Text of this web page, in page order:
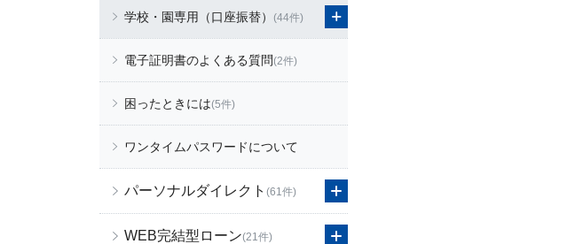
学校・園専用（口座振替） (44件)
電子証明書のよくある質問(2件)
困ったときには(5件)
ワンタイムパスワードについて
パーソナルダイレクト (61件)
WEB完結型ローン(21件)